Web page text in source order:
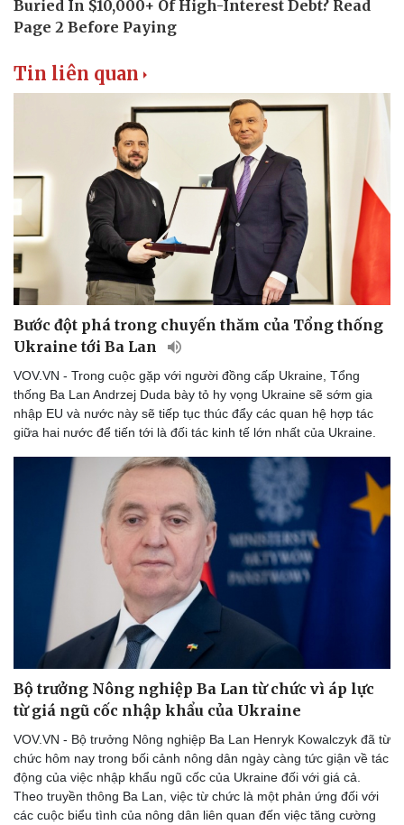
Tin liên quan
Bước đột phá trong chuyến thăm của Tổng thống
Ukraine tới Ba Lan
VOV.VN - Trong cuộc gặp với người đồng cấp Ukraine, Tổng
thống Ba Lan Andrzej Duda bày tỏ hy vọng Ukraine sẽ sớm gia
nhập EU và nước này sẽ tiếp tục thúc đẩy các quan hệ hợp tác
giữa hai nước để tiến tới là đối tác kinh tế lớn nhất của Ukraine.
Bộ trưởng Nông nghiệp Ba Lan từ chức vì áp lực
từ giá ngũ cốc nhập khẩu của Ukraine
VOV.VN - Bộ trưởng Nông nghiệp Ba Lan Henryk Kowalczyk đã từ
chức hôm nay trong bối cảnh nông dân ngày càng tức giận về tác
động của việc nhập khẩu ngũ cốc của Ukraine đối với giá cả.
Theo truyền thông Ba Lan, việc từ chức là một phản ứng đối với
các cuộc biểu tình của nông dân liên quan đến việc tăng cường